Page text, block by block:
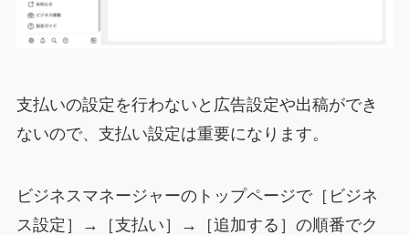
支払いの設定を行わないと広告設定や出稿ができ
ないので、支払い設定は重要になります。
ビジネスマネージャーのトップページで［ビジネ
ス設定］→［支払い］→［追加する］の順番でク